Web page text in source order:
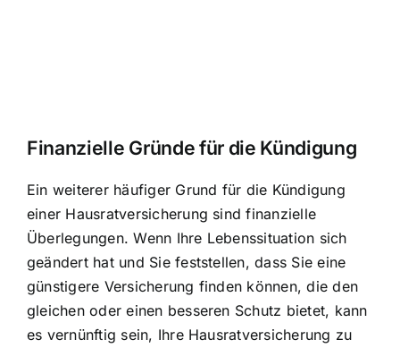
Finanzielle Gründe für die Kündigung
Ein weiterer häufiger Grund für die Kündigung
einer Hausratversicherung sind finanzielle
Überlegungen. Wenn Ihre Lebenssituation sich
geändert hat und Sie feststellen, dass Sie eine
günstigere Versicherung finden können, die den
gleichen oder einen besseren Schutz bietet, kann
es vernünftig sein, Ihre Hausratversicherung zu